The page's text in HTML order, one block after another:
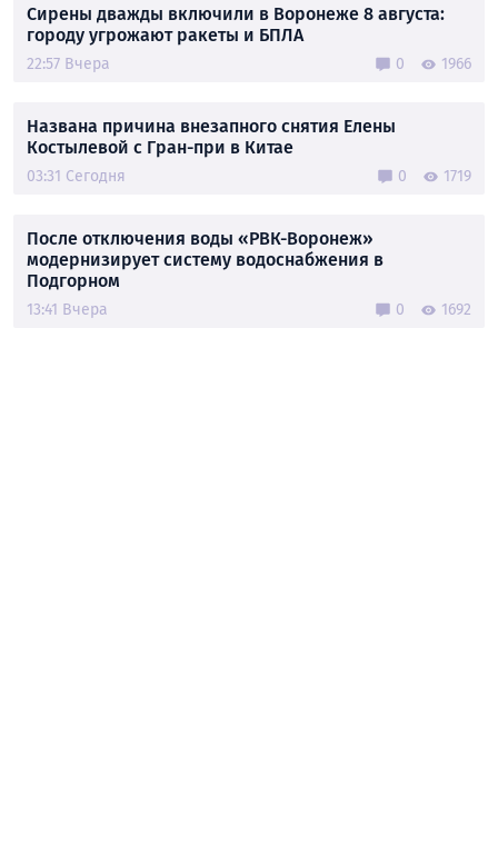
Сирены дважды включили в Воронеже 8 августа:
городу угрожают ракеты и БПЛА
22:57 Вчера 0 1966
Названа причина внезапного снятия Елены
Костылевой с Гран-при в Китае
03:31 Сегодня 0 1719
После отключения воды «РВК-Воронеж»
модернизирует систему водоснабжения в
Подгорном
13:41 Вчера 0 1692